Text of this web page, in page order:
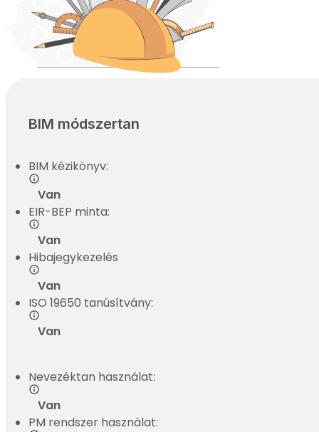
BIM módszertan
BIM kézikönyv:
Van
EIR-BEP minta:
Van
Hibajegykezelés
Van
ISO 19650 tanúsítvány:
Van
Nevezéktan használat:
Van
PM rendszer használat: